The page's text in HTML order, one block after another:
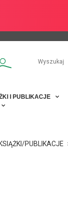
I PUBLIKACJE
KSIĄŻKI/PUBLIKACJE